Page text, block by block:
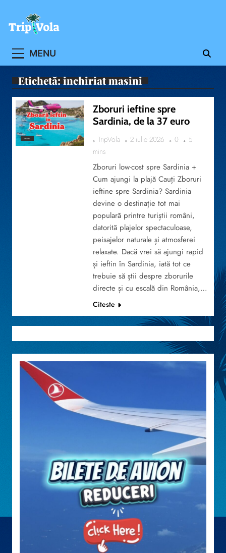
content
MENU
Etichetă:inchiriat masini
TRAVEL
Zboruri ieftine spre
Sardinia, de la 37 euro
TripVola 2 iulie 2026 0
5
mins
Zboruri low-cost spre Sardinia +
Cum ajungi la plajă Cauți Zboruri
ieftine spre Sardinia? Sardinia
devine o destinație tot mai
populară printre turiștii români,
datorită plajelor spectaculoase,
peisajelor naturale și atmosferei
relaxate. Dacă vrei să ajungi rapid
și ieftin în Sardinia, iată tot ce
trebuie să știi despre zborurile
directe și cu escală din România,…
Citeste